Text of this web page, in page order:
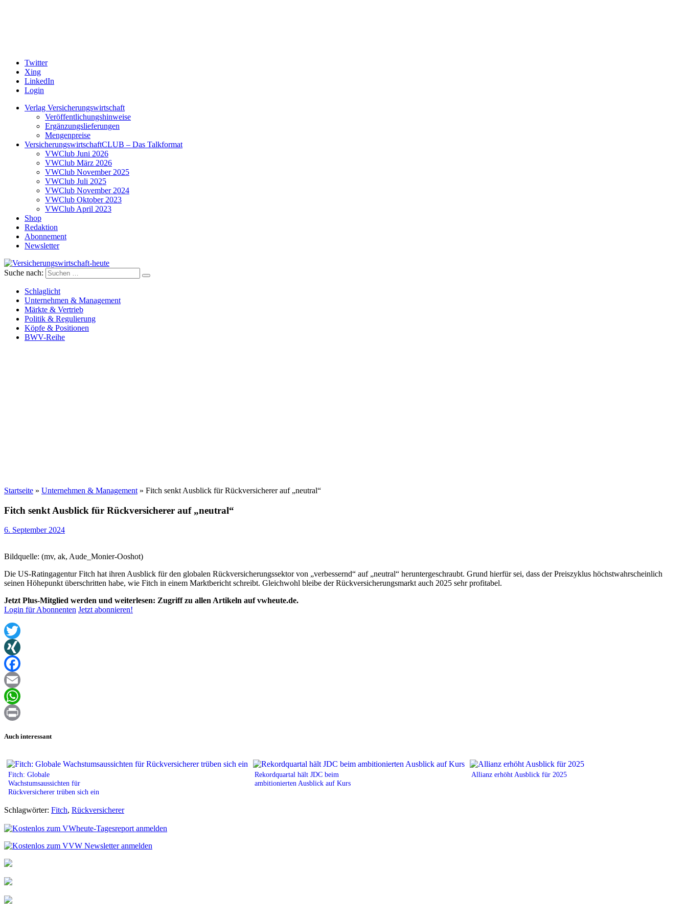
Twitter
Xing
LinkedIn
Login
Verlag Versicherungswirtschaft
Veröffentlichungshinweise
Ergänzungslieferungen
Mengenpreise
VersicherungswirtschaftCLUB – Das Talkformat
VWClub Juni 2026
VWClub März 2026
VWClub November 2025
VWClub Juli 2025
VWClub November 2024
VWClub Oktober 2023
VWClub April 2023
Shop
Redaktion
Abonnement
Newsletter
Versicherungswirtschaft-heute
Suche nach:
Schlaglicht
Unternehmen & Management
Märkte & Vertrieb
Politik & Regulierung
Köpfe & Positionen
BWV-Reihe
Startseite » Unternehmen & Management » Fitch senkt Ausblick für Rückversicherer auf „neutral“
Fitch senkt Ausblick für Rückversicherer auf „neutral“
6. September 2024
Bildquelle: (mv, ak, Aude_Monier-Ooshot)
Die US-Ratingagentur Fitch hat ihren Ausblick für den globalen Rückversicherungssektor von „verbessernd“ auf „neutral“ heruntergeschraubt. Grund hierfür sei, dass der Preiszyklus höchstwahrscheinlich
seinen Höhepunkt überschritten habe, wie Fitch in einem Marktbericht schreibt. Gleichwohl bleibe der Rückversicherungsmarkt auch 2025 sehr profitabel.
Jetzt Plus-Mitglied werden und weiterlesen: Zugriff zu allen Artikeln auf vwheute.de.
Login für Abonnenten Jetzt abonnieren!
Twitter
XING
Facebook
Email
WhatsApp
Auch interessant
Fitch: Globale
Wachstumsaussichten für
Rückversicherer trüben sich ein
Rekordquartal hält JDC beim
ambitionierten Ausblick auf Kurs
Allianz erhöht Ausblick für 2025
Schlagwörter: Fitch, Rückversicherer